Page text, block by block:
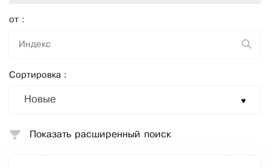
от :
Сортировка :
Новые
Показать расширенный поиск